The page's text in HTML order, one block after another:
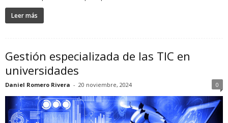
Leer más
Gestión especializada de las TIC en
universidades
Daniel Romero Rivera - 20 noviembre, 2024 0